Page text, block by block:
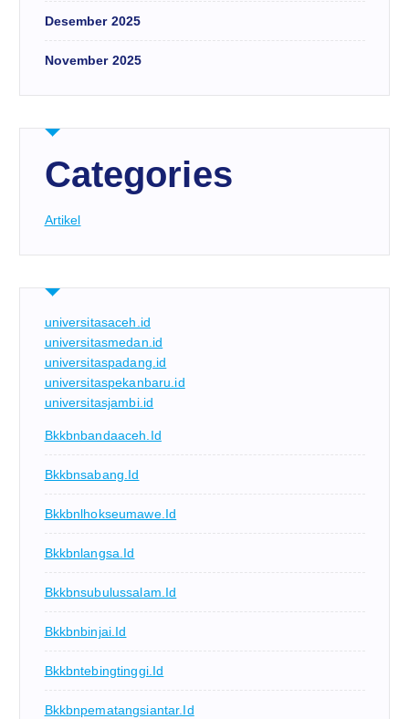
Desember 2025
November 2025
Categories
Artikel
universitasaceh.id
universitasmedan.id
universitaspadang.id
universitaspekanbaru.id
universitasjambi.id
Bkkbnbandaaceh.id
Bkkbnsabang.id
Bkkbnlhokseumawe.id
Bkkbnlangsa.id
Bkkbnsubulussalam.id
Bkkbnbinjai.id
Bkkbntebingtinggi.id
Bkkbnpematangsiantar.id